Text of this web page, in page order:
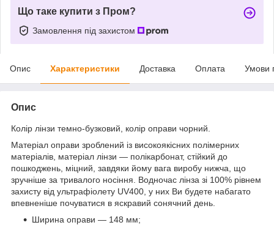
Що таке купити з Пром?
Замовлення під захистом
Опис Характеристики Доставка Оплата Умови
Опис
Колір лінзи темно-бузковий, колір оправи чорний.
Матеріал оправи зроблений із високоякісних полімерних
матеріалів, матеріал лінзи — полікарбонат, стійкий до
пошкоджень, міцний, завдяки йому вага виробу нижча, що
зручніше за тривалого носіння. Водночас лінза зі 100% рівнем
захисту від ультрафіолету UV400, у них Ви будете набагато
впевненіше почуватися в яскравий сонячний день.
Ширина оправи — 148 мм;